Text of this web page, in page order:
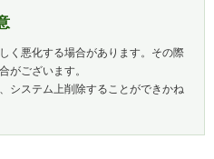
く悪化する場合があります。その際
がございます。
システム上削除することができかね